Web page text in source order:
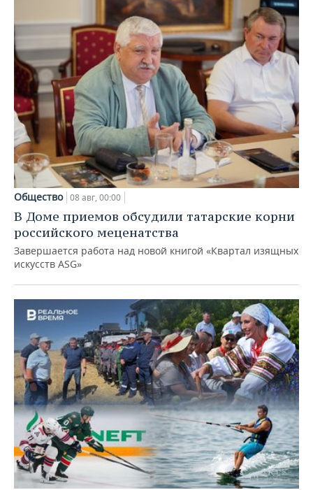
Общество 08 авг, 00:00
В Доме приемов обсудили татарские корни
российского меценатства
Завершается работа над новой книгой «Квартал изящных
искусств ASG»